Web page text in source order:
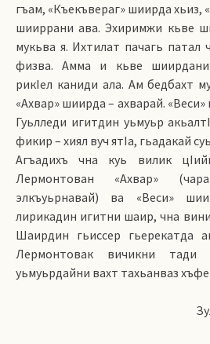
гъам, «Къекъвераг» шиирда хьиз,
шииррани ава. Эхиримжи кьве
мукьва я. Ихтилат пачагь патал
физва. Амма и кьве шиирдани
рикIел каниди ала. Ам бедбахт
«Ахвар» шиирда – ахварай.
Гуьлледи игитдин уьмуьр
фикир – хиял вуч ятIа, гьадакай
Агъадихъ чна куь вилик
Лермонтован «Ахвар»
элкъуьрнавай) ва «Веси»
лирикадин игитни шаир, чна
Шаирдин гьиссер гьерекатда
Лермонтовак вичикни
уьмуьрдайни вахт тахьанваз